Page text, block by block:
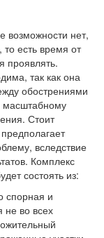
возможности нет,
есть время от
проявлять.
так как она
обострениями
масштабному
Стоит
вследствие
Комплекс
состоять из:
спорная и
не во всех